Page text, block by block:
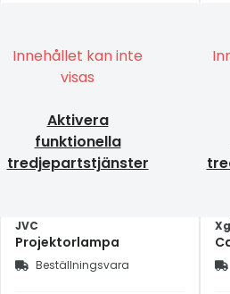
Innehållet kan inte
visas
Aktivera
funktionella
tredjepartstjänster
JVC
Projektorlampa
Beställningsvara